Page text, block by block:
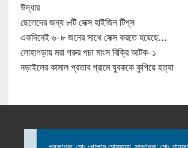
উদ্ধার
ছেলেদের জন্য ৮টি সেক্স হাইজিন টিপ্‌স
একদিনেই ৬-৮ জনের সাথে সেক্স করতে হয়েছে…
লোহাগড়ায় মরা গরুর পচা মাংস বিক্রি আটক-১
নড়াইলের কামাল প্রতাব গ্রামে যুবককে কুপিয়ে হত্যা